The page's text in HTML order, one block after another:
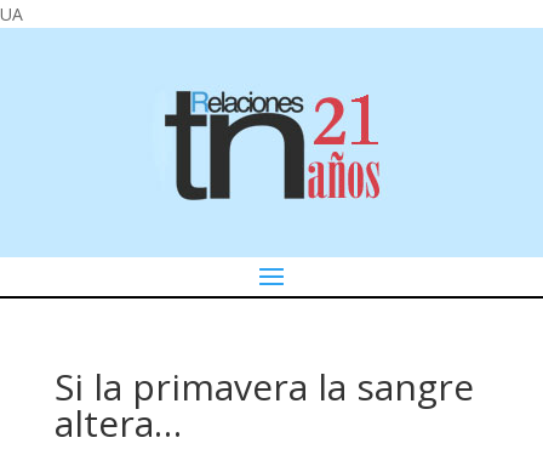
UA
Si la primavera la sangre
altera…